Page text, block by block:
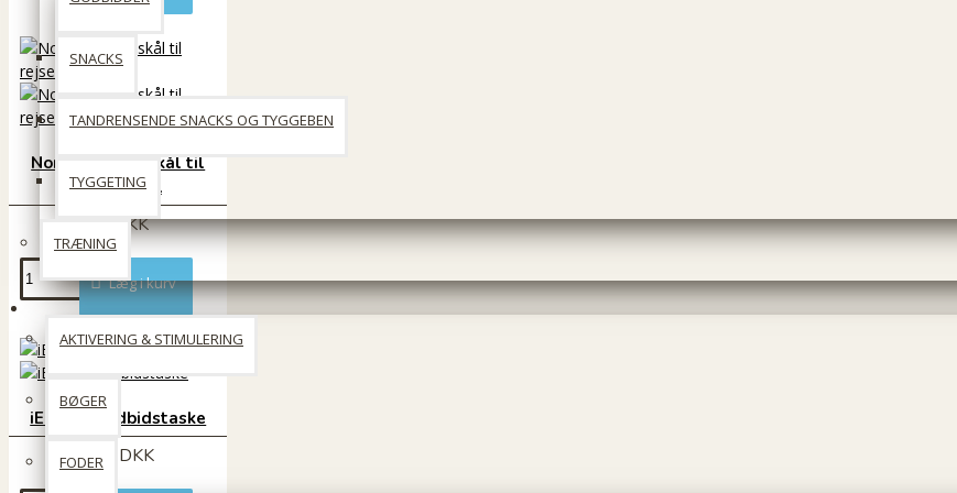
SNACKS
TANDRENSENDE SNACKS OG TYGGEBEN
TYGGETING
TRÆNING
AKTIVERING & STIMULERING
BØGER
FODER
Non spill vandskål til
rejsen 1,4L
89 DKK
Læg i kurv
iEnergy godbidstaske
199 DKK